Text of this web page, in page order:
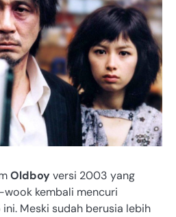
Oldboyversi 2003 yang
kembali mencuri
Meski sudah berusia lebih